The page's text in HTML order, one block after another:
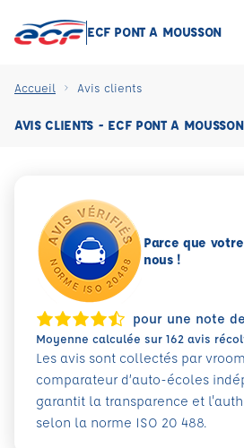
ECF PONT A MOUSSON
Accueil Avis clients
AVIS CLIENTS - ECF PONT A MOUSSON
Parce que
nous !
pour une note
Moyenne calculée sur 162 avis
Les avis sont collectés par
comparateur d’auto-écoles
garantit la transparence et
selon la norme ISO 20 488.